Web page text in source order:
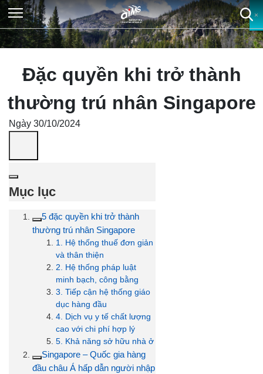
Đặc quyền khi trở thành
thường trú nhân Singapore
Ngày 30/10/2024
Mục lục
5 đặc quyền khi trở thành
thường trú nhân Singapore
1. Hệ thống thuế đơn giản
và thân thiện
2. Hệ thống pháp luật
minh bạch, công bằng
3. Tiếp cận hệ thống giáo
dục hàng đầu
4. Dịch vụ y tế chất lượng
cao với chi phí hợp lý
5. Khả năng sở hữu nhà ở
Singapore – Quốc gia hàng
đầu châu Á hấp dẫn người nhập
×
×
×
×